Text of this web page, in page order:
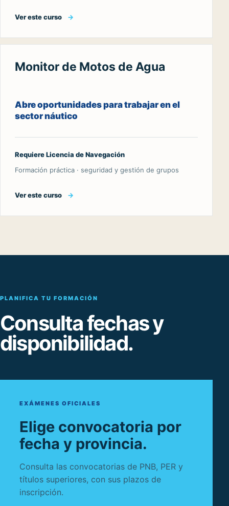
Ver este curso →
Monitor de Motos de Agua
Abre oportunidades para trabajar en el
sector náutico
Requiere Licencia de Navegación
Formación práctica · seguridad y gestión de grupos
Ver este curso →
PLANIFICA TU FORMACIÓN
Consulta fechas y
disponibilidad.
EXÁMENES OFICIALES
Elige convocatoria por
fecha y provincia.
Consulta las convocatorias de PNB, PER y
títulos superiores, con sus plazos de
inscripción.